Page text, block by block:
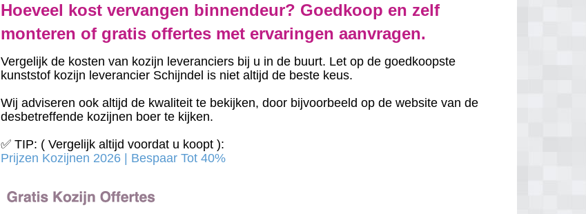
Hoeveel kost vervangen binnendeur? Goedkoop en zelf
monteren of gratis offertes met ervaringen aanvragen.
Vergelijk de kosten van kozijn leveranciers bij u in de buurt. Let op de goedkoopste
kunststof kozijn leverancier Schijndel is niet altijd de beste keus.
Wij adviseren ook altijd de kwaliteit te bekijken, door bijvoorbeeld op de website van de
desbetreffende kozijnen boer te kijken.
✅ TIP: ( Vergelijk altijd voordat u koopt ):
Prijzen Kozijnen 2026 | Bespaar Tot 40%‎